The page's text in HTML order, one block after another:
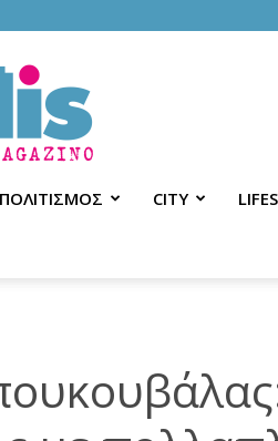
Polis
Magazino
ΠΟΛΙΤΙΣΜΟΣ CITY